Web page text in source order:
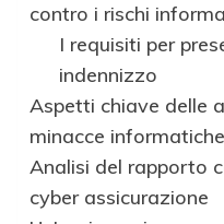
contro i rischi
I requisiti per
indennizzo
Aspetti chiave delle
minacce informatiche
Analisi del rapporto
cyber assicurazione